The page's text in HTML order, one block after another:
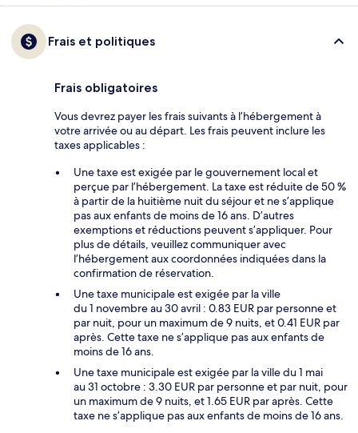
Frais et politiques
Frais obligatoires
Vous devrez payer les frais suivants à l’hébergement à
votre arrivée ou au départ. Les frais peuvent inclure les
taxes applicables :
Une taxe est exigée par le gouvernement local et
perçue par l’hébergement. La taxe est réduite de 50 %
à partir de la huitième nuit du séjour et ne s’applique
pas aux enfants de moins de 16 ans. D’autres
exemptions et réductions peuvent s’appliquer. Pour
plus de détails, veuillez communiquer avec
l’hébergement aux coordonnées indiquées dans la
confirmation de réservation.
Une taxe municipale est exigée par la ville
du 1 novembre au 30 avril : 0.83 EUR par personne et
par nuit, pour un maximum de 9 nuits, et 0.41 EUR par
après. Cette taxe ne s’applique pas aux enfants de
moins de 16 ans.
Une taxe municipale est exigée par la ville du 1 mai
au 31 octobre : 3.30 EUR par personne et par nuit, pour
un maximum de 9 nuits, et 1.65 EUR par après. Cette
taxe ne s’applique pas aux enfants de moins de 16 ans.